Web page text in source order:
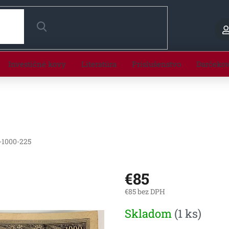
HĽADAŤ
Investičné kovy Literatúra Príslušenstvo
225
€85
€85 bez DPH
cena:
Skladom (1 ks)